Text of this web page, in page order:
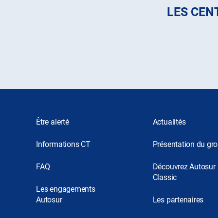
LES
Être alerté
Informations CT
FAQ
Les engagements
Autosur
Actualités
Présentation du
Découvrez Autosur
Classic
Les partenaires